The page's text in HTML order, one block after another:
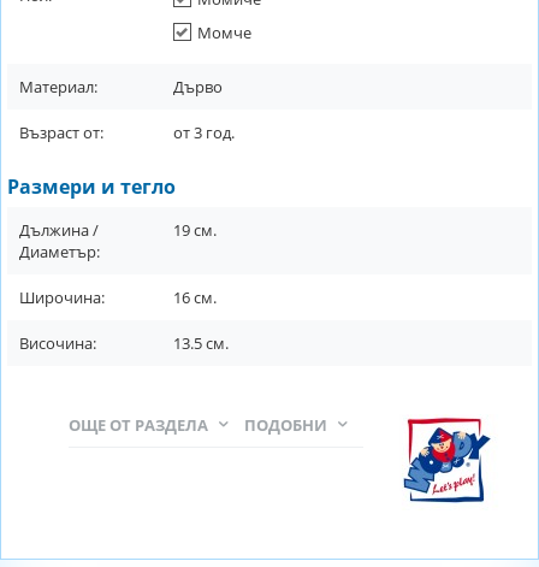
Момче
Материал: Дърво
Възраст от: от3 год.
Размери и тегло
Дължина /
Диаметър:
19см.
Широчина: 16см.
Височина: 13.5см.
ПОДОБНИ
ОЩЕ ОТ РАЗДЕЛА